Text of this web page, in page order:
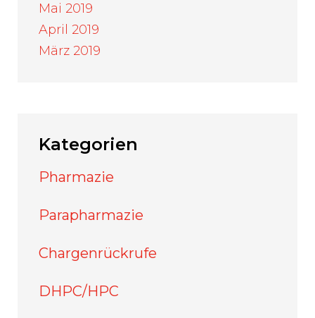
Mai 2019
April 2019
März 2019
Kategorien
Pharmazie
Parapharmazie
Chargenrückrufe
DHPC/HPC